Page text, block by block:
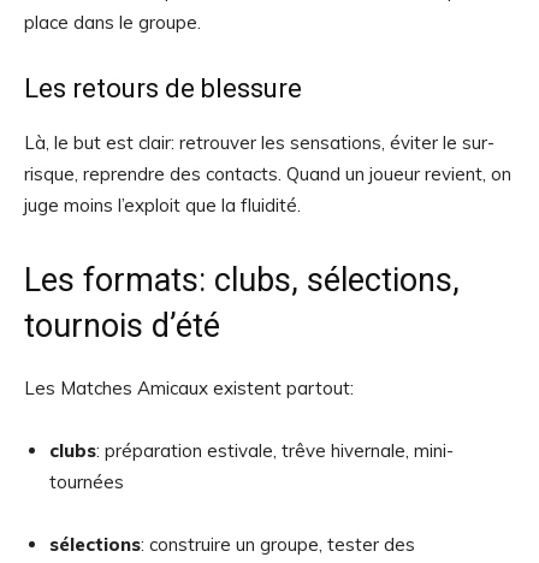
place dans le groupe.
Les retours de blessure
Là, le but est clair: retrouver les sensations, éviter le sur-
risque, reprendre des contacts. Quand un joueur revient, on
juge moins l’exploit que la fluidité.
Les formats: clubs, sélections,
tournois d’été
Les Matches Amicaux existent partout:
clubs: préparation estivale, trêve hivernale, mini-
tournées
sélections: construire un groupe, tester des